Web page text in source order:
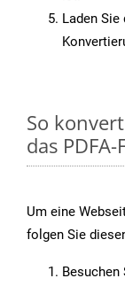
Laden
So
das
Um eine
folgen Sie
Besuchen